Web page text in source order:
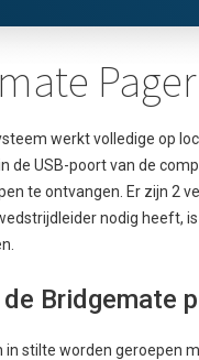
Pager
werkt volledige op
de USB-poort van de
te ontvangen. Er zijn 2
nodig heeft,
Bridgemate
in stilte worden geroepen